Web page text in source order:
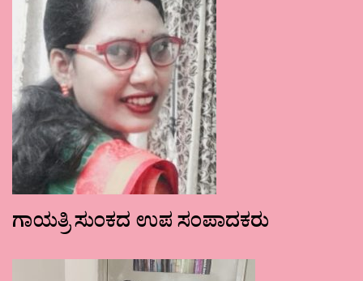
ಗಾಯತ್ರಿ ಸುಂಕದ ಉಪ ಸಂಪಾದಕರು